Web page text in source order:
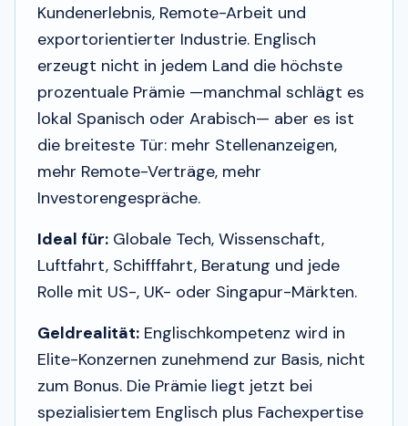
Kundenerlebnis, Remote-Arbeit und
exportorientierter Industrie. Englisch
erzeugt nicht in jedem Land die höchste
prozentuale Prämie —manchmal schlägt es
lokal Spanisch oder Arabisch— aber es ist
die breiteste Tür: mehr Stellenanzeigen,
mehr Remote-Verträge, mehr
Investorengespräche.
Ideal für: Globale Tech, Wissenschaft,
Luftfahrt, Schifffahrt, Beratung und jede
Rolle mit US-, UK- oder Singapur-Märkten.
Geldrealität: Englischkompetenz wird in
Elite-Konzernen zunehmend zur Basis, nicht
zum Bonus. Die Prämie liegt jetzt bei
spezialisiertem Englisch plus Fachexpertise